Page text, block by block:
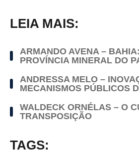
LEIA MAIS:
ARMANDO AVENA –
PROVÍNCIA MINERAL DO
ANDRESSA MELO –
MECANISMOS PÚBLICOS
WALDECK ORNÉLAS – O
TRANSPOSIÇÃO
TAGS: